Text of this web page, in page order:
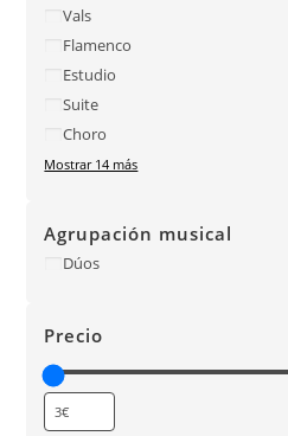
Vals
Flamenco
Estudio
Suite
Choro
Mostrar 14 más
Agrupación musical
Dúos
Precio